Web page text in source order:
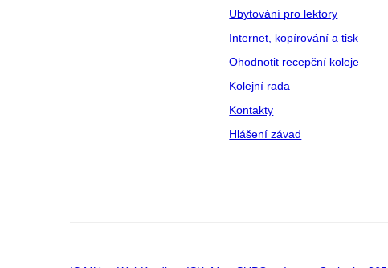
Ubytování pro lektory
Internet, kopírování a tisk
Ohodnotit recepční koleje
Kolejní rada
Kontakty
Hlášení závad